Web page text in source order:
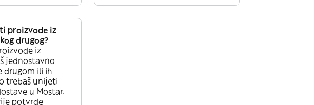
proizvode iz
drugog?
iz
jednostavno
drugom ili ih
trebaš unijeti
u Mostar.
potvrde